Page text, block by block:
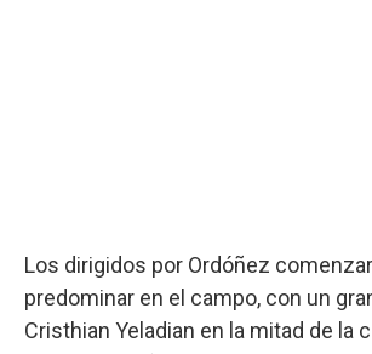
Los dirigidos por Ordóñez
predominar en el campo, con un
Cristhian Yeladian en la mitad de la